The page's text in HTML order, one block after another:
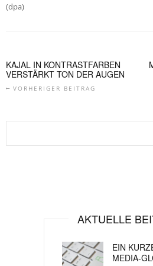
(dpa)
KAJAL IN KONTRASTFARBEN
VERSTÄRKT TON DER AUGEN
VORHERIGER BEITRAG
AKTUELLE
EIN
MEDIA-